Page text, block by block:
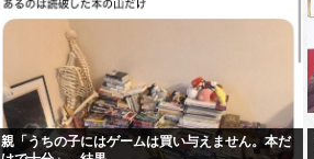
親「うちの子にはゲームは買い与えません。本だ